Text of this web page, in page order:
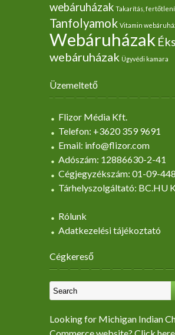
webáruházak Takarítás,
Tanfolyamok Vitamin
Webáruházak
webáruházak Ügyvédi kamara
Üzemeltető
Flizor Média Kft.
Telefon: +3620 359 9691
Email: info@flizor.com
Adószám: 12886630-2-41
Cégjegyzékszám: 01-09-
Tárhelyszolgáltató: BC.HU
Rólunk
Adatkezelési tájékoztató
Cégkereső
Looking for Michigan Indian